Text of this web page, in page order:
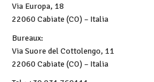
Via Europa, 18
22060 Cabiate (CO) – Italia
Bureaux:
Via Suore del Cottolengo, 11
22060 Cabiate (CO) – Italia